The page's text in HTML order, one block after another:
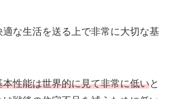
な生活を送る上で非常に大切な基
性能は世界的に見て非常に低いと